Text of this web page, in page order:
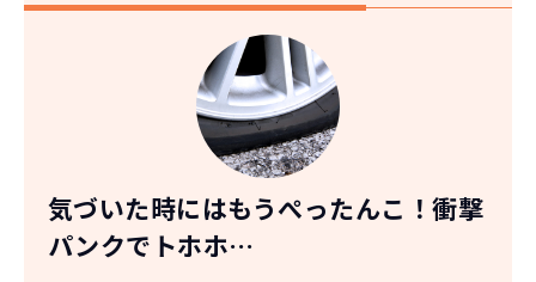
気づいた時にはもうぺったんこ！衝撃
パンクでトホホ…